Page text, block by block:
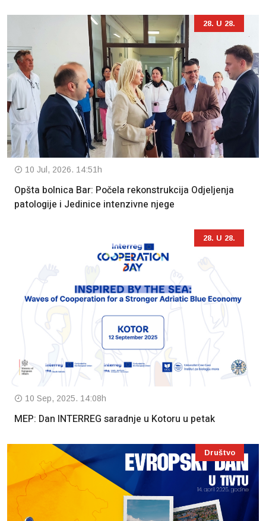
28. U 28.
10 Jul, 2026. 14:51h
Opšta bolnica Bar: Počela rekonstrukcija Odjeljenja
patologije i Jedinice intenzivne njege
28. U 28.
10 Sep, 2025. 14:08h
MEP: Dan INTERREG saradnje u Kotoru u petak
Društvo